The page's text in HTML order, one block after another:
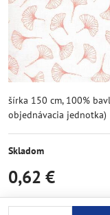
šírka 150 cm, 100%
objednávacia jednotka)
Skladom
0,62 €